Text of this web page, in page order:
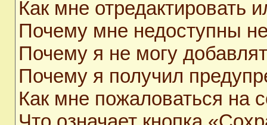
Как мне отредактировать
Почему мне недоступны
Почему я не могу
Почему я получил
Как мне пожаловаться на